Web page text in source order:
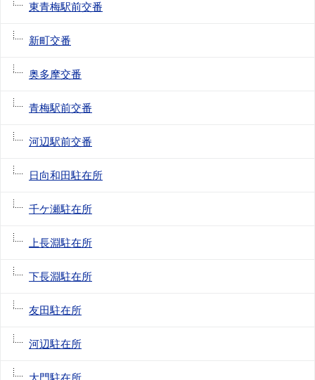
東青梅駅前交番
新町交番
奥多摩交番
青梅駅前交番
河辺駅前交番
日向和田駐在所
千ケ瀬駐在所
上長淵駐在所
下長淵駐在所
友田駐在所
河辺駐在所